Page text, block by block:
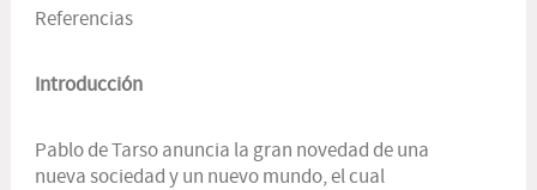
Referencias
Introducción
Pablo de Tarso anuncia la gran novedad de una
nueva sociedad y un nuevo mundo, el cual